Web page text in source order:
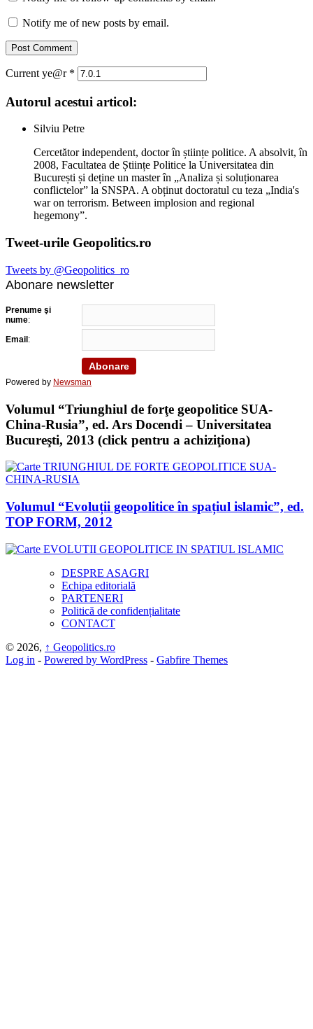
Notify me of new posts by email.
Current ye@r *
Autorul acestui articol:
Silviu Petre
Cercetător independent, doctor în științe politice. A absolvit, în
2008, Facultatea de Științe Politice la Universitatea din
București și deține un master în „Analiza și soluționarea
conflictelor” la SNSPA. A obținut doctoratul cu teza „India's
war on terrorism. Between implosion and regional
hegemony”.
Tweet-urile Geopolitics.ro
Tweets by @Geopolitics_ro
Abonare newsletter
Prenume şi
nume:
Email:
Powered by Newsman
Volumul “Triunghiul de forţe geopolitice SUA-
China-Rusia”, ed. Ars Docendi – Universitatea
Bucureşti, 2013 (click pentru a achiziţiona)
Volumul “Evoluții geopolitice în spațiul islamic”, ed.
TOP FORM, 2012
DESPRE ASAGRI
Echipa editorială
PARTENERI
Politică de confidențialitate
CONTACT
© 2026, ↑ Geopolitics.ro
Log in - Powered by WordPress - Gabfire Themes